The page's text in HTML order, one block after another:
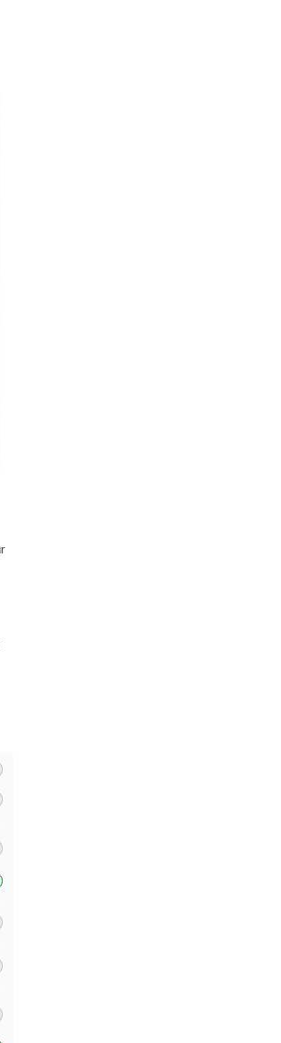
von oder Zugriff auf Informationen auf einem Endgerät
reduzierter Daten zur Auswahl von Werbeanzeigen
von Profilen für personalisierte Werbung
von Profilen zur Auswahl personalisierter Werbung
der Werbeleistung